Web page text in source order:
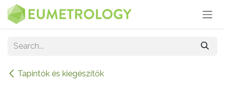
Skip to Content
Tapintók és kiegészítők